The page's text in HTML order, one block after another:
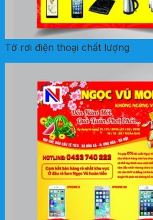
Tờ rơi điện thoại chất lượng